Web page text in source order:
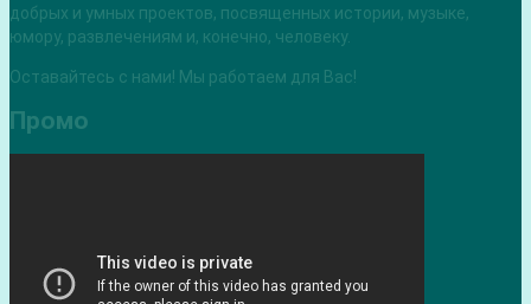
добрых и умных проектов, посвященных истории, музыке,
юмору, развлечениям и, конечно, человеку.
Оставайтесь с нами! Мы работаем для Вас!
Промо